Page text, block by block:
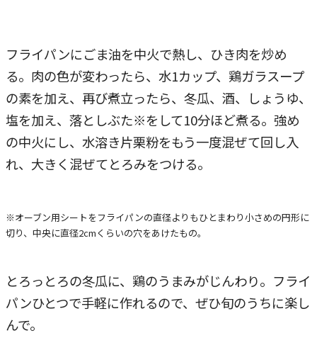
フライパンにごま油を中火で熱し、ひき肉を炒め
る。肉の色が変わったら、水1カップ、鶏ガラスープ
の素を加え、再び煮立ったら、冬瓜、酒、しょうゆ、
塩を加え、落としぶた※をして10分ほど煮る。強め
の中火にし、水溶き片栗粉をもう一度混ぜて回し入
れ、大きく混ぜてとろみをつける。
※オーブン用シートをフライパンの直径よりもひとまわり小さめの円形に
切り、中央に直径2cmくらいの穴をあけたもの。
とろっとろの冬瓜に、鶏のうまみがじんわり。フライ
パンひとつで手軽に作れるので、ぜひ旬のうちに楽し
んで。